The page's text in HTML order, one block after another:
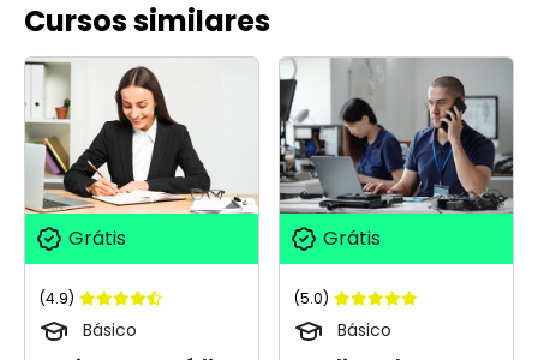
Cursos similares
Grátis
(4.9)
Básico
Grátis
(5.0)
Básico